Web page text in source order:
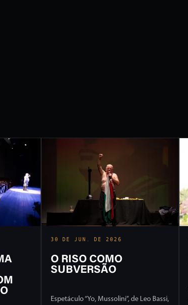
30 DE JUN. DE 2026
O RISO COMO
SUBVERSÃO
Espetáculo “Yo, Mussolini”, de Leo Bassi,